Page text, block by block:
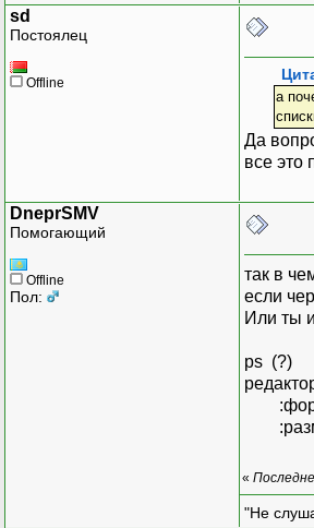
sd
Постоялец
Offline
а
Да
все это
DneprSMV
Помогающий
Offline
Пол:
так в
если
Или ты
ps (?)
«
"Не